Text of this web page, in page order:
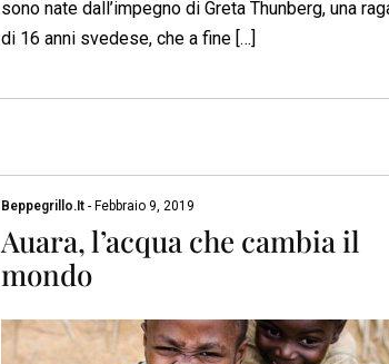
sono nate dall’impegno di Greta Thunberg, una
di 16 anni svedese, che a fine […]
Beppegrillo.it -Febbraio 9, 2019
Auara, l’acqua che cambia il
mondo